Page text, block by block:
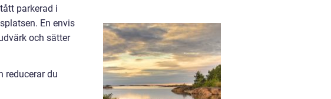
parkerad i
En envis
och sätter
reducerar du